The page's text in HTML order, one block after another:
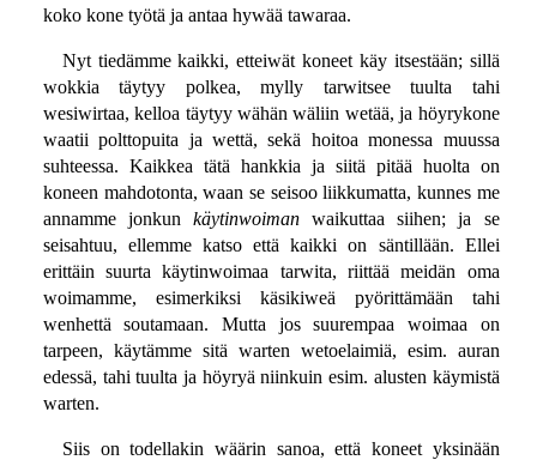
koko kone työtä ja antaa hywää tawaraa.
Nyt tiedämme kaikki, etteiwät koneet käy itsestään; sillä
wokkia täytyy polkea, mylly tarwitsee tuulta tahi
wesiwirtaa, kelloa täytyy wähän wäliin wetää, ja höyrykone
waatii polttopuita ja wettä, sekä hoitoa monessa muussa
suhteessa. Kaikkea tätä hankkia ja siitä pitää huolta on
koneen mahdotonta, waan se seisoo liikkumatta, kunnes me
annamme jonkunkäytinwoiman waikuttaa siihen; ja se
seisahtuu, ellemme katso että kaikki on säntillään. Ellei
erittäin suurta käytinwoimaa tarwita, riittää meidän oma
woimamme, esimerkiksi käsikiweä pyörittämään tahi
wenhettä soutamaan. Mutta jos suurempaa woimaa on
tarpeen, käytämme sitä warten wetoelaimiä, esim. auran
edessä, tahi tuulta ja höyryä niinkuin esim. alusten käymistä
warten.
Siis on todellakin wäärin sanoa, että koneet yksinään